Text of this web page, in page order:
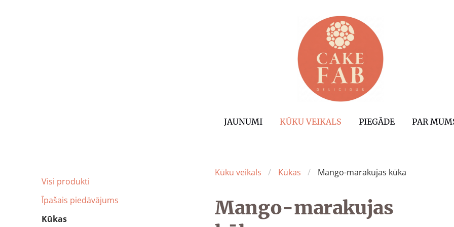
JAUNUMI KŪKU VEIKALS PIEGĀDE PAR
Visi produkti
Īpašais piedāvājums
Kūkas
Kūku veikals Kūkas Mango-marakujas kūka
Mango-marakujas